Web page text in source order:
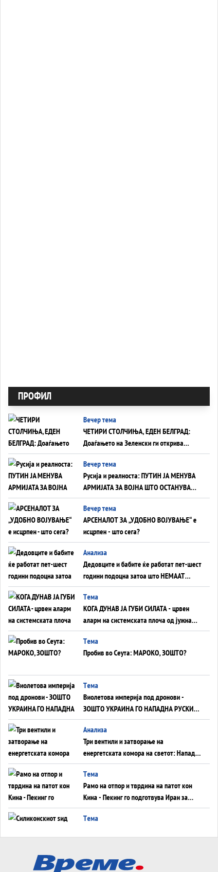
ПРОФИЛ
Вечер тема
ЧЕТИРИ СТОЛЧИЊА, ЕДЕН БЕЛГРАД:
Доаѓањето на Зеленски ги открива
тајните на политиката на балансирање
на Вучиќ
Вечер тема
Русија и реалноста: ПУТИН ЈА МЕНУВА
АРМИЈАТА ЗА ВОЈНА ШТО ОСТАНУВА
БЕЗ ФРОНТ
Вечер тема
АРСЕНАЛОТ ЗА „УДОБНО ВОЈУВАЊЕ“ е
исцрпен - што сега?
Анализа
Дедовците и бабите ќе работат пет-шест
години подоцна затоа што НЕМААТ
ВНУЦИ ДА ГИ ЗАМЕНАТ
Tема
КОГА ДУНАВ ЈА ГУБИ СИЛАТА - црвен
аларм на системската плоча од јужна
Германија до Црното Море...
Tема
Пробив во Сеута: МАРОКО, ЗОШТО?
Tема
Виолетова империја под дронови -
ЗОШТО УКРАИНА ГО НАПАДНА РУСКИОТ
WILDBERRIES
Aнализа
Три вентили и затворање на
енергетската комора на светот: Нападот
во Суец најавува глобален енергетски
инфаркт?
Tема
Рамо на отпор и тврдина на патот кон
Кина - Пекинг го подготвува Иран за
американска копнена инвазија
Tема
Tема